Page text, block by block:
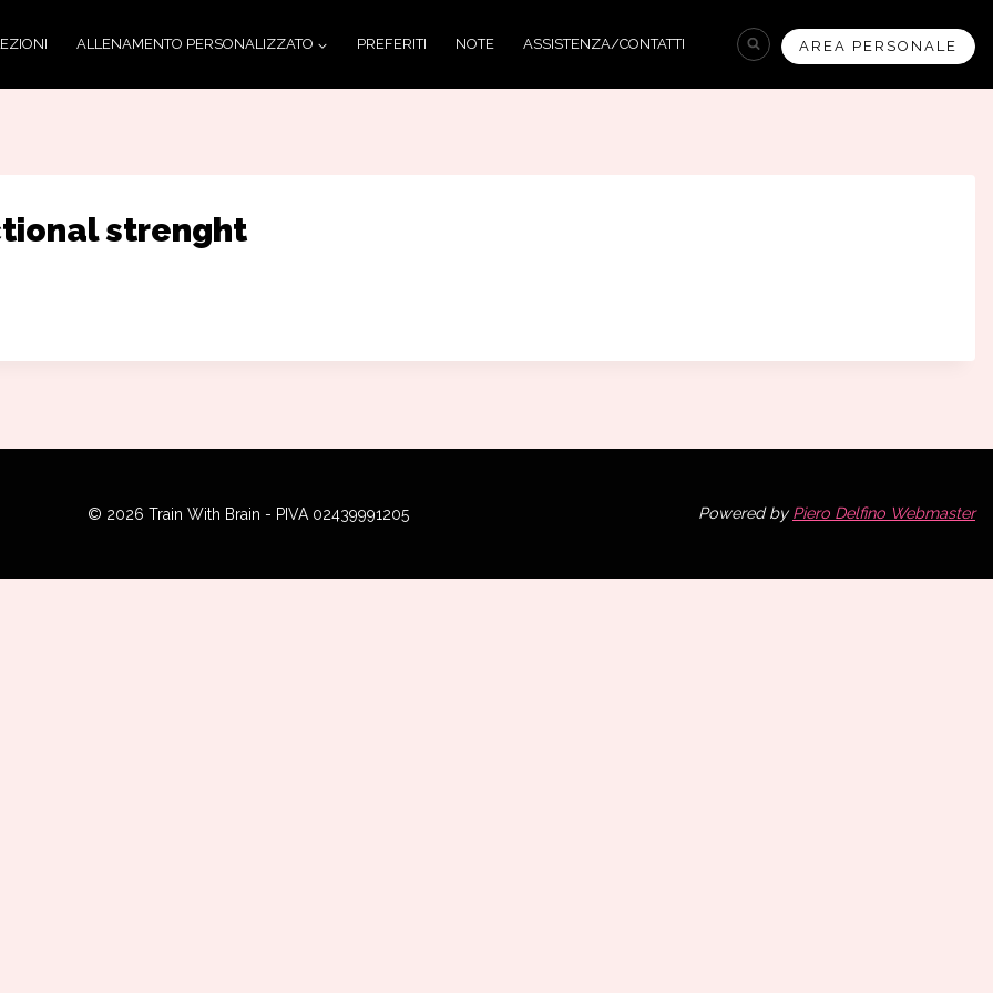
ALLENAMENTO PERSONALIZZATO PREFERITI NOTE ASSISTENZA/CONTATTI AREA PERSONALE
strenght
© 2026 Train With Brain - PIVA 02439991205 Powered byPiero Delfino Webmaster